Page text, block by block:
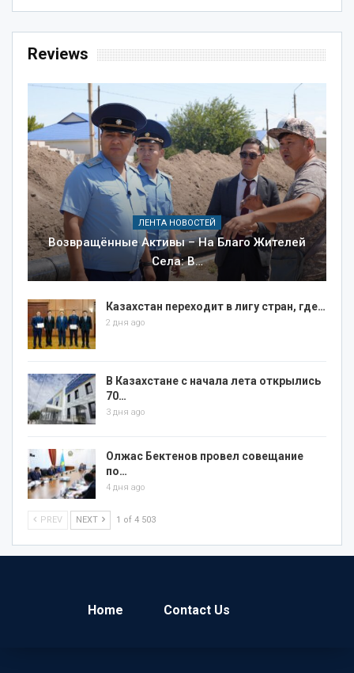
Reviews
ЛЕНТА НОВОСТЕЙ
Возвращённые Активы – На Благо Жителей
Села: В…
Казахстан переходит в лигу стран, где…
2 дня ago
В Казахстане с начала лета открылись
70…
3 дня ago
Олжас Бектенов провел совещание
по…
4 дня ago
PREV NEXT 1 of 4 503
Home Contact Us